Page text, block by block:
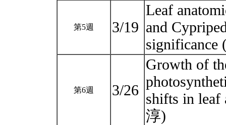
第5週 3/19
Leaf
and
第6週 3/26
Growth of
shifts in leaf
淳)